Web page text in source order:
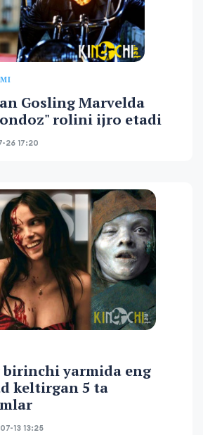
Gosling Marvelda
rolini ijro etadi
26 17:20
birinchi yarmida eng
keltirgan 5 ta
13 13:25